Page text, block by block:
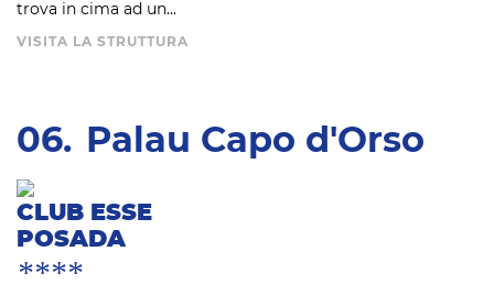
trova in cima ad un...
VISITA LA STRUTTURA
06. Palau Capo d'Orso
CLUB ESSE
POSADA
****